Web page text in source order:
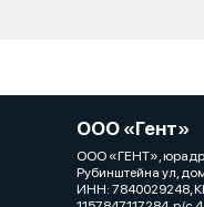
ООО «Гент»
ООО «ГЕНТ»,
Рубинштейна ул,
ИНН: 7840029248,